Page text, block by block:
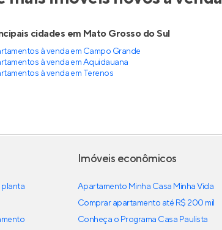
Entrar no Apto
cidades em Mato Grosso do Sul
à venda em Campo Grande
à venda em Aquidauana
à venda em Terenos
Imóveis econômicos
Apartamento Minha Casa Minha Vida
Comprar apartamento até R$ 200 mil
Conheça o Programa Casa Paulista